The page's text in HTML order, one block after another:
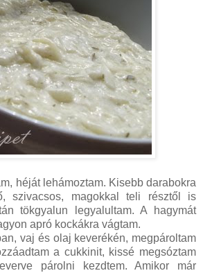
héját lehámoztam. Kisebb darabokra
szivacsos, magokkal teli résztől is
tökgyalun legyalultam. A hagymát
apró kockákra vágtam.
vaj és olaj keverékén, megpároltam
a cukkinit, kissé megsóztam
párolni kezdtem. Amikor már